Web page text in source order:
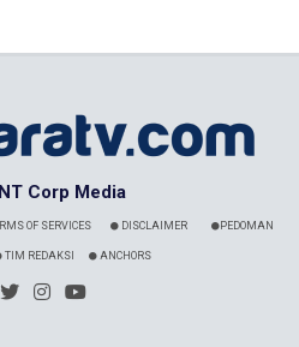
Corp Media
OF SERVICES DISCLAIMER PEDOMAN
TIM REDAKSI ANCHORS